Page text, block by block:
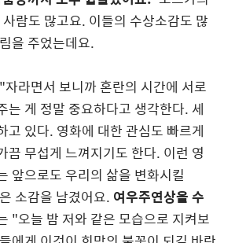
람도 많고요. 이들의 수상소감도 많
을 주었는데요.
라면서 보니까 혼란의 시간에 서로
는 게 정말 중요하다고 생각한다. 세
고 있다. 영화에 대한 관심도 빠르게
끔 무섭게 느껴지기도 한다. 이런 영
앞으로도 우리의 삶을 변화시킬
소감을 남겼어요. 여우주연상을 수
"오늘 밤 저와 같은 모습으로 지켜보